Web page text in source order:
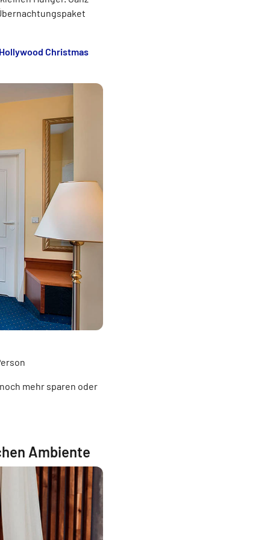
Hollywood Christmas
mehr sparen oder
Ambiente